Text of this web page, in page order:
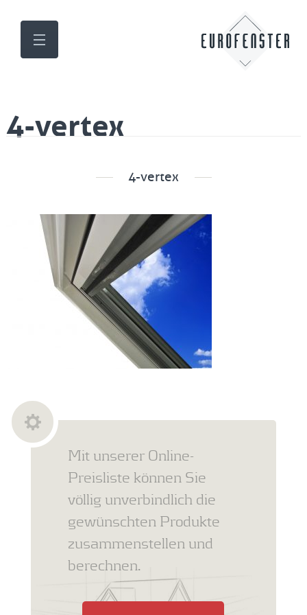
4-vertex
4-vertex
Mit unserer Online-
Preisliste können Sie
völlig unverbindlich die
gewünschten Produkte
zusammenstellen und
berechnen.